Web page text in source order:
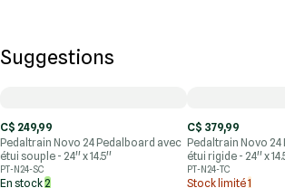
Suggestions
C$ 249,99
Pedaltrain Novo 24 Pedalboard avec
étui souple - 24'' x 14.5''
PT-N24-SC
En stock2
C$ 379,99
Pedaltrain Novo
étui rigide - 24'' x
PT-N24-TC
Stock limité1